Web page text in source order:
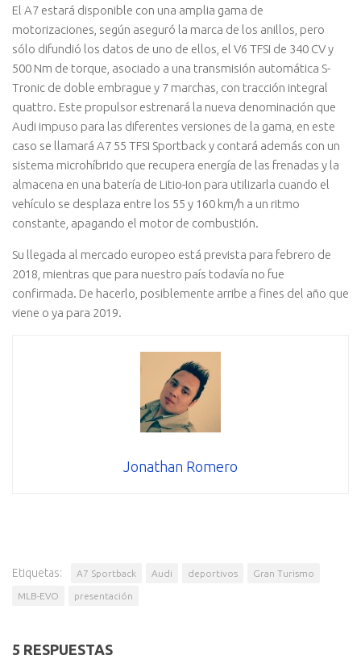
El A7 estará disponible con una amplia gama de
motorizaciones, según aseguró la marca de los anillos, pero
sólo difundió los datos de uno de ellos, el V6 TFSI de 340 CV y
500 Nm de torque, asociado a una transmisión automática S-
Tronic de doble embrague y 7 marchas, con tracción integral
quattro. Este propulsor estrenará la nueva denominación que
Audi impuso para las diferentes versiones de la gama, en este
caso se llamará A7 55 TFSI Sportback y contará además con un
sistema microhíbrido que recupera energía de las frenadas y la
almacena en una batería de Litio-Ion para utilizarla cuando el
vehículo se desplaza entre los 55 y 160 km/h a un ritmo
constante, apagando el motor de combustión.
Su llegada al mercado europeo está prevista para febrero de
2018, mientras que para nuestro país todavía no fue
confirmada. De hacerlo, posiblemente arribe a fines del año que
viene o ya para 2019.
Jonathan Romero
Etiquetas: A7 Sportback Audi deportivos Gran Turismo
MLB-EVO presentación
5 RESPUESTAS